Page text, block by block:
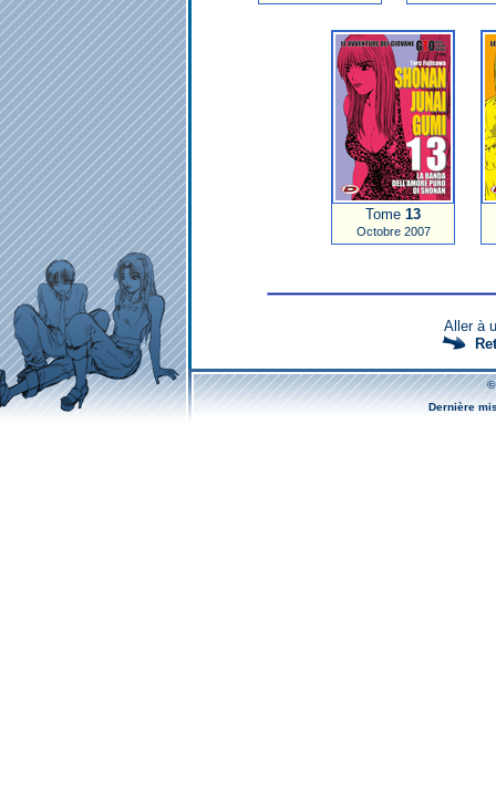
Tome13
Octobre 2007
Aller à
©
Dernière